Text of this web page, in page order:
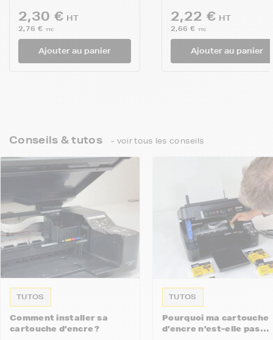
2,30 € HT
2,76 € TTC
Ajouter au panier
2,22 € HT
2,66 € TTC
Ajouter au panier
Conseils & tutos - voir tous les conseils
TUTOS
Comment installer sa
cartouche d’encre ?
TUTOS
Pourquoi ma cartouche
d’encre n’est-elle pas